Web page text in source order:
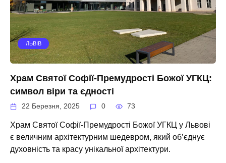
ЛЬВІВ
Храм Святої Софії-Премудрості Божої УГКЦ:
символ віри та єдності
22 Березня, 2025 0 73
Храм Святої Софії-Премудрості Божої УГКЦ у Львові
є величним архітектурним шедевром, який об’єднує
духовність та красу унікальної архітектури.